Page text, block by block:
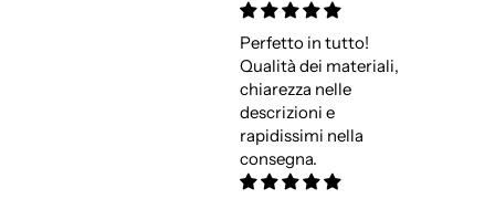
Perfetto in tutto!
Qualità dei materiali,
chiarezza nelle
descrizioni e
rapidissimi nella
consegna.